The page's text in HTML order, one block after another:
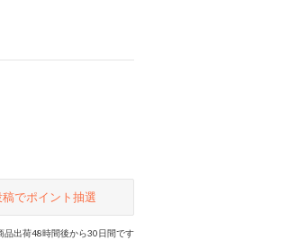
稿でポイント抽選
品出荷48時間後から30日間です